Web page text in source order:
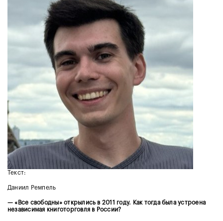
Текст:
Даниил Ремпель
— «Все свободны» открылись в 2011 году. Как тогда была устроена
независимая книготорговля в России?